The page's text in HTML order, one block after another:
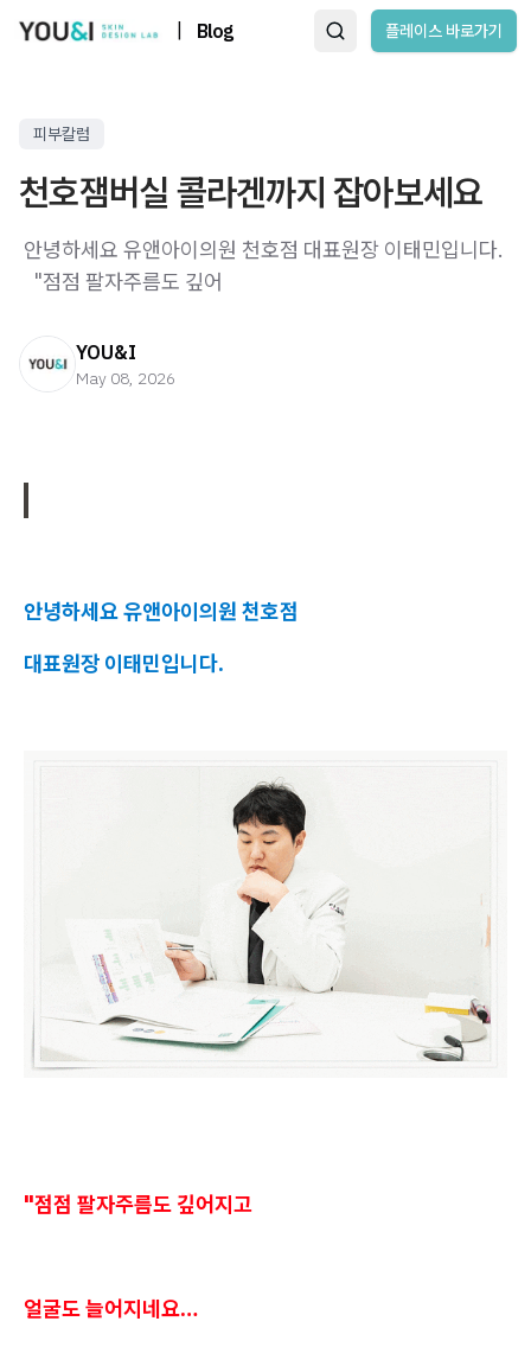
Blog 플레이스 바로가기
피부칼럼
천호잼버실 콜라겐까지 잡아보세요
​ 안녕하세요 유앤아이의원 천호점 대표원장 이태민입니다.
​ ​ ​ "점점 팔자주름도 깊어
YOU&I
May 08, 2026
안녕하세요 유앤아이의원 천호점
대표원장 이태민입니다.
"점점 팔자주름도 깊어지고
얼굴도 늘어지네요…